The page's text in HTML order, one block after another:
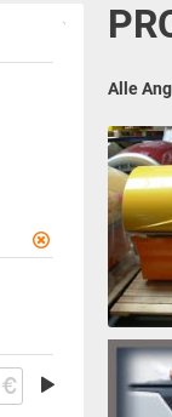
Alle